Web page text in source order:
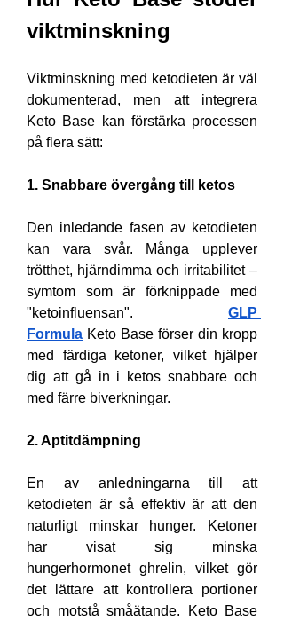
viktminskning
Viktminskning med ketodieten är väl
dokumenterad, men att integrera
Keto Base kan förstärka processen
på flera sätt:
1. Snabbare övergång till ketos
Den inledande fasen av ketodieten
kan vara svår. Många upplever
trötthet, hjärndimma och irritabilitet –
symtom som är förknippade med
"ketoinfluensan". GLP
Formula Keto Base förser din kropp
med färdiga ketoner, vilket hjälper
dig att gå in i ketos snabbare och
med färre biverkningar.
2. Aptitdämpning
En av anledningarna till att
ketodieten är så effektiv är att den
naturligt minskar hunger. Ketoner
har visat sig minska
hungerhormonet ghrelin, vilket gör
det lättare att kontrollera portioner
och motstå småätande. Keto Base